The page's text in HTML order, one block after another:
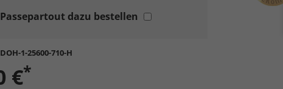
Passepartout dazu bestellen
DOH-1-25600-710-H
€*